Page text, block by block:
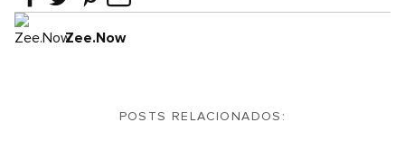
Zee.Now
POSTS RELACIONADOS: